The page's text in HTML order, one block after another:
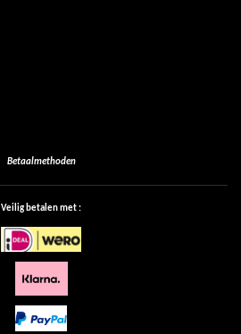
Betaalmethoden
Veilig betalen met :